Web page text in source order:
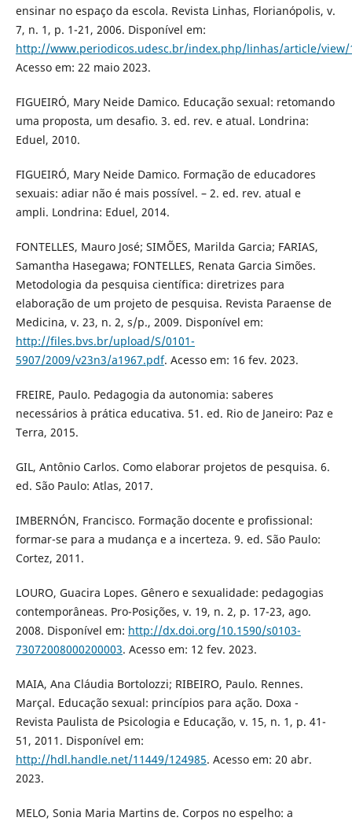
ensinar no espaço da escola. Revista Linhas, Florianópolis, v.
7, n. 1, p. 1-21, 2006. Disponível em:
http://www.periodicos.udesc.br/index.php/linhas/article/view/
Acesso em: 22 maio 2023.
FIGUEIRÓ, Mary Neide Damico. Educação sexual: retomando
uma proposta, um desafio. 3. ed. rev. e atual. Londrina:
Eduel, 2010.
FIGUEIRÓ, Mary Neide Damico. Formação de educadores
sexuais: adiar não é mais possível. – 2. ed. rev. atual e
ampli. Londrina: Eduel, 2014.
FONTELLES, Mauro José; SIMÕES, Marilda Garcia; FARIAS,
Samantha Hasegawa; FONTELLES, Renata Garcia Simões.
Metodologia da pesquisa científica: diretrizes para
elaboração de um projeto de pesquisa. Revista Paraense de
Medicina, v. 23, n. 2, s/p., 2009. Disponível em:
http://files.bvs.br/upload/S/0101-
5907/2009/v23n3/a1967.pdf. Acesso em: 16 fev. 2023.
FREIRE, Paulo. Pedagogia da autonomia: saberes
necessários à prática educativa. 51. ed. Rio de Janeiro: Paz e
Terra, 2015.
GIL, Antônio Carlos. Como elaborar projetos de pesquisa. 6.
ed. São Paulo: Atlas, 2017.
IMBERNÓN, Francisco. Formação docente e profissional:
formar-se para a mudança e a incerteza. 9. ed. São Paulo:
Cortez, 2011.
LOURO, Guacira Lopes. Gênero e sexualidade: pedagogias
contemporâneas. Pro-Posições, v. 19, n. 2, p. 17-23, ago.
2008. Disponível em: http://dx.doi.org/10.1590/s0103-
73072008000200003. Acesso em: 12 fev. 2023.
MAIA, Ana Cláudia Bortolozzi; RIBEIRO, Paulo. Rennes.
Marçal. Educação sexual: princípios para ação. Doxa -
Revista Paulista de Psicologia e Educação, v. 15, n. 1, p. 41-
51, 2011. Disponível em:
http://hdl.handle.net/11449/124985. Acesso em: 20 abr.
2023.
MELO, Sonia Maria Martins de. Corpos no espelho: a